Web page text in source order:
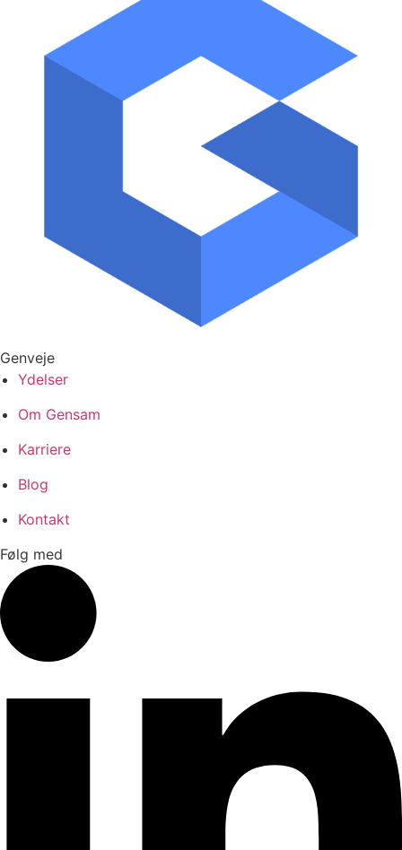
Genveje
Ydelser
Om Gensam
Karriere
Blog
Kontakt
Følg med